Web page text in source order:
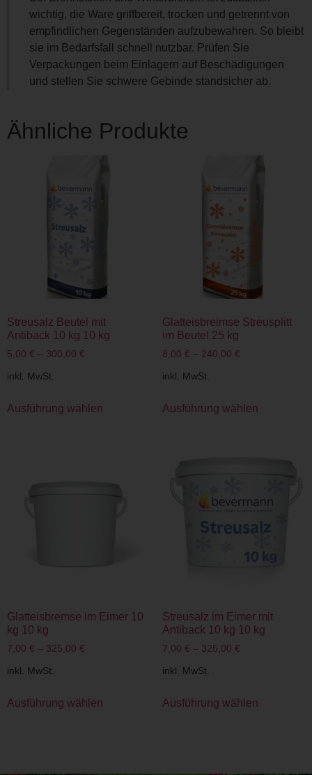
wichtig, die Ware griffbereit, trocken und getrennt von
empfindlichen Gegenständen aufzubewahren. So bleibt
sie im Bedarfsfall schnell nutzbar. Prüfen Sie
Verpackungen beim Einlagern auf Beschädigungen
und stellen Sie schwere Gebinde standsicher ab.
Ähnliche Produkte
Streusalz Beutel mit
Antiback 10 kg 10 kg
5,00 € – 300,00 €
inkl. MwSt.
Ausführung wählen
Glatteisbreimse Streusplitt
im Beutel 25 kg
8,00 € – 240,00 €
inkl. MwSt.
Ausführung wählen
Glatteisbremse im Eimer 10
kg 10 kg
7,00 € – 325,00 €
inkl. MwSt.
Ausführung wählen
Streusalz im Eimer mit
Antiback 10 kg 10 kg
7,00 € – 325,00 €
inkl. MwSt.
Ausführung wählen